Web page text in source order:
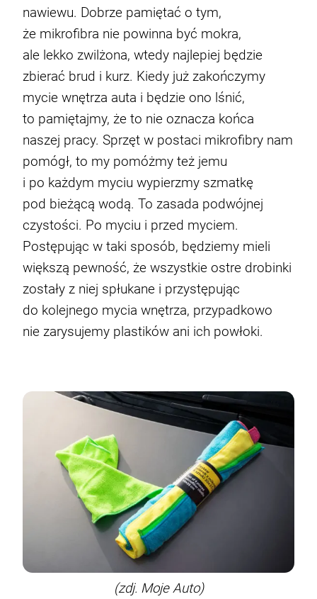
nawiewu. Dobrze pamiętać o tym,
że mikrofibra nie powinna być mokra,
ale lekko zwilżona, wtedy najlepiej będzie
zbierać brud i kurz. Kiedy już zakończymy
mycie wnętrza auta i będzie ono lśnić,
to pamiętajmy, że to nie oznacza końca
naszej pracy. Sprzęt w postaci mikrofibry nam
pomógł, to my pomóżmy też jemu
i po każdym myciu wypierzmy szmatkę
pod bieżącą wodą. To zasada podwójnej
czystości. Po myciu i przed myciem.
Postępując w taki sposób, będziemy mieli
większą pewność, że wszystkie ostre drobinki
zostały z niej spłukane i przystępując
do kolejnego mycia wnętrza, przypadkowo
nie zarysujemy plastików ani ich powłoki.
(zdj. Moje Auto)